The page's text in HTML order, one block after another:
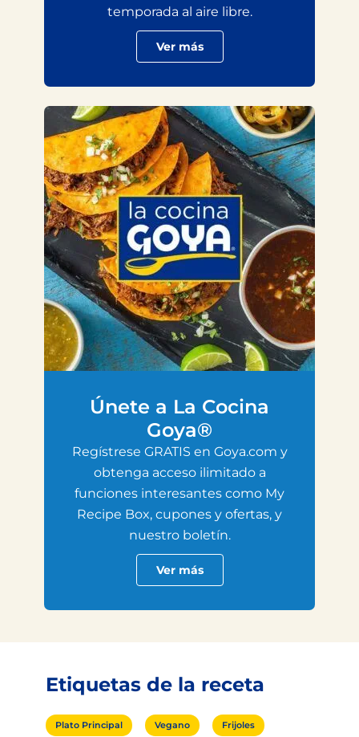
temporada al aire libre.
Ver más
Únete a La Cocina
Goya®
Regístrese GRATIS en Goya.com y
obtenga acceso ilimitado a
funciones interesantes como My
Recipe Box, cupones y ofertas, y
nuestro boletín.
Ver más
Etiquetas de la receta
Plato Principal Vegano Frijoles